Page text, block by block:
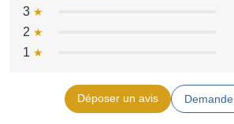
3
2
1
Déposer un avis